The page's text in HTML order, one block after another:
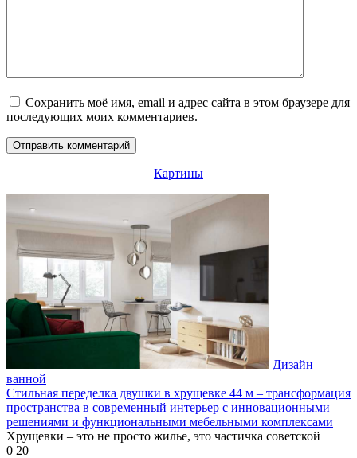
Сохранить моё имя, email и адрес сайта в этом браузере для
последующих моих комментариев.
Картины
Дизайн
ванной
Стильная переделка двушки в хрущевке 44 м – трансформация
пространства в современный интерьер с инновационными
решениями и функциональными мебельными комплексами
Хрущевки – это не просто жилье, это частичка советской
0 20